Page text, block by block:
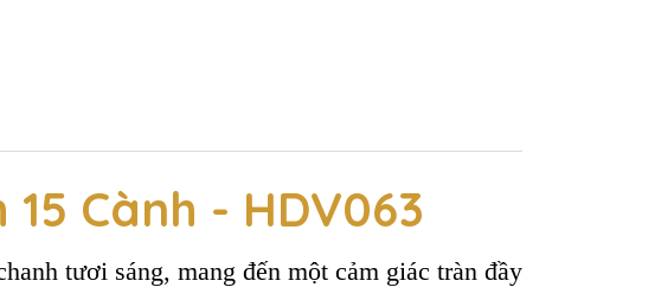
Cành - HDV063
tươi sáng, mang đến một cảm giác tràn đầy